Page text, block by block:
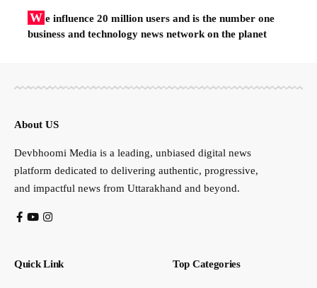
W e influence 20 million users and is the number one
business and technology news network on the planet
About US
Devbhoomi Media is a leading, unbiased digital news
platform dedicated to delivering authentic, progressive,
and impactful news from Uttarakhand and beyond.
Quick Link Top Categories